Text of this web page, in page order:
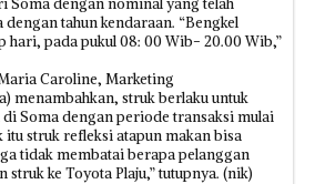
Soma dengan nominal yang telah
tahun kendaraan. “Bengkel
hari, pada pukul 08: 00 Wib- 20.00 Wib,”
Caroline, Marketing
menambahkan, struk berlaku untuk
di Soma dengan periode transaksi mulai
itu struk refleksi atapun makan bisa
tidak membatai berapa pelanggan
struk ke Toyota Plaju,” tutupnya. (nik)